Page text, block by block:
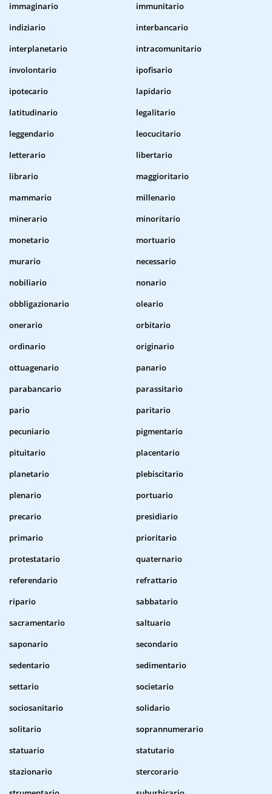
immaginario
immunitario
indiziario
interbancario
interplanetario
intracomunitario
involontario
ipofisario
ipotecario
lapidario
latitudinario
legalitario
leggendario
leocucitario
letterario
libertario
librario
maggioritario
mammario
millenario
minerario
minoritario
monetario
mortuario
murario
necessario
nobiliario
nonario
obbligazionario
oleario
onerario
orbitario
ordinario
originario
ottuagenario
panario
parabancario
parassitario
pario
paritario
pecuniario
pigmentario
pituitario
placentario
planetario
plebiscitario
plenario
portuario
precario
presidiario
primario
prioritario
protestatario
quaternario
referendario
refrattario
ripario
sabbatario
sacramentario
saltuario
saponario
secondario
sedentario
sedimentario
settario
societario
sociosanitario
solidario
solitario
soprannumerario
statuario
statutario
stazionario
stercorario